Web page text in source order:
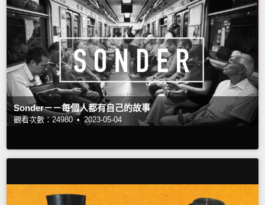
Sonder－－每個人都有自己的故事
觀看次數：24980 • 2023-05-04